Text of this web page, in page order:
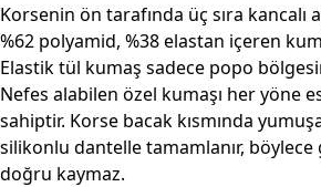
Korsenin ön tarafında üç sıra kancalı
%62 polyamid, %38 elastan içeren
Elastik tül kumaş sadece popo
Nefes alabilen özel kumaşı her yöne
sahiptir. Korse bacak kısmında
silikonlu dantelle tamamlanır, böylece
doğru kaymaz.